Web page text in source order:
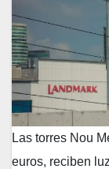
Las torres Nou
euros, reciben